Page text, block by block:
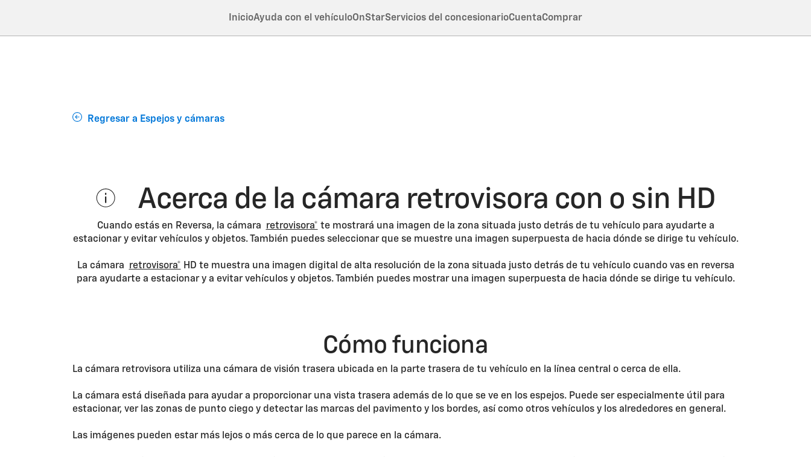
InicioAyuda con el vehículoOnStarServicios del concesionarioCuentaComprar
Regresar a Espejos y cámaras
Acerca de la cámara retrovisora con o sin HD
Cuando estás en Reversa, la cámara retrovisora* te mostrará una imagen de la zona situada justo detrás de tu vehículo para ayudarte a
estacionar y evitar vehículos y objetos. También puedes seleccionar que se muestre una imagen superpuesta de hacia dónde se dirige tu vehículo.
La cámara retrovisora* HD te muestra una imagen digital de alta resolución de la zona situada justo detrás de tu vehículo cuando vas en reversa
para ayudarte a estacionar y a evitar vehículos y objetos. También puedes mostrar una imagen superpuesta de hacia dónde se dirige tu vehículo.
Cómo funciona
La cámara retrovisora utiliza una cámara de visión trasera ubicada en la parte trasera de tu vehículo en la línea central o cerca de ella.
La cámara está diseñada para ayudar a proporcionar una vista trasera además de lo que se ve en los espejos. Puede ser especialmente útil para
estacionar, ver las zonas de punto ciego y detectar las marcas del pavimento y los bordes, así como otros vehículos y los alrededores en general.
Las imágenes pueden estar más lejos o más cerca de lo que parece en la cámara.